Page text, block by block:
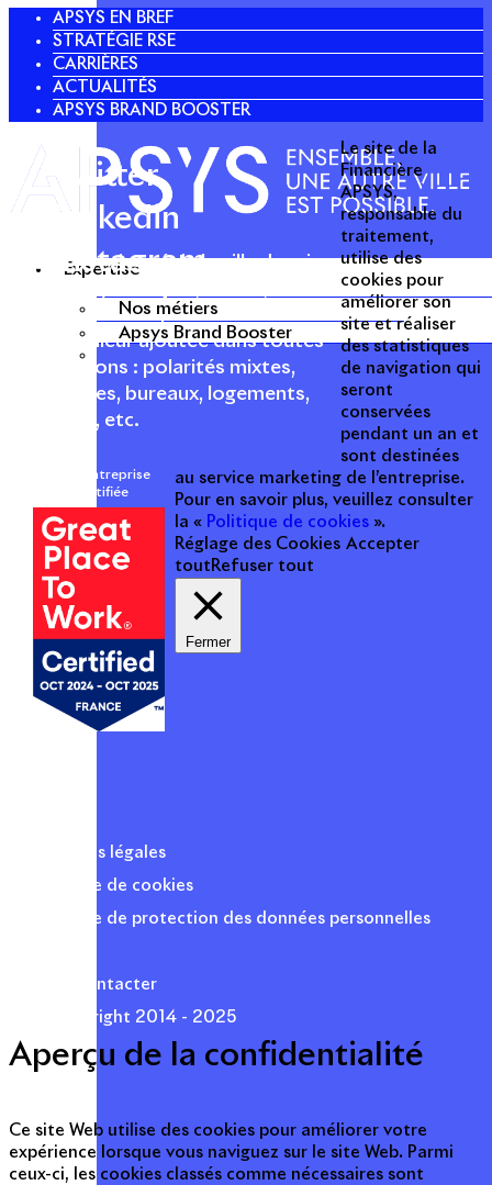
Expertise
Nos métiers
Apsys Brand Booster
APSYS EN BREF
STRATÉGIE RSE
CARRIÈRES
ACTUALITÉS
APSYS BRAND BOOSTER
Acteur passionné de la ville depuis
et valorise des opérations urbaines
à forte valeur ajoutée dans toutes
les fonctions : polarités mixtes,
commerces, bureaux, logements,
hôtellerie, etc.
Une entreprise
certifiée
Mentions légales
Politique de cookies
Politique de protection des données personnelles
Nous contacter
© Copyright 2014 - 2025
Twitter
Linkedin
Instagram
Le site de la
Financière
APSYS,
responsable du
traitement,
utilise des
cookies pour
améliorer son
site et réaliser
des statistiques
de navigation qui
seront
conservées
pendant un an et
sont destinées
au service marketing de l’entreprise.
Pour en savoir plus, veuillez consulter
la « Politique de cookies ».
Réglage des Cookies Accepter
tout Refuser tout
Fermer
Aperçu de la confidentialité
Ce site Web utilise des cookies pour améliorer votre
expérience lorsque vous naviguez sur le site Web. Parmi
ceux-ci, les cookies classés comme nécessaires sont